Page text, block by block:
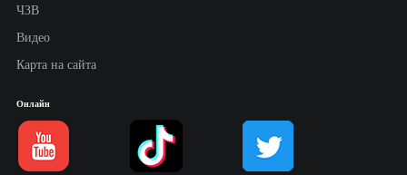
ЧЗВ
Видео
Карта на сайта
Онлайн